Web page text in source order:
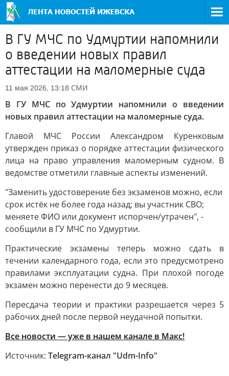
В ГУ МЧС по Удмуртии напомнили
о введении новых правил
аттестации на маломерные суда
11 мая 2026, 13:18 СМИ
В ГУ МЧС по Удмуртии напомнили о введении
новых правил аттестации на маломерные суда.
Главой МЧС России Александром Куренковым
утвержден приказ о порядке аттестации физического
лица на право управления маломерным судном. В
ведомстве отметили главные аспекты изменений.
"Заменить удостоверение без экзаменов можно, если
срок истёк не более года назад; вы участник СВО;
меняете ФИО или документ испорчен/утрачен", -
сообщили в ГУ МЧС по Удмуртии.
Практические экзамены теперь можно сдать в
течении календарного года, если это предусмотрено
правилами эксплуатации судна. При плохой погоде
экзамен можно перенести до 9 месяцев.
Пересдача теории и практики разрешается через 5
рабочих дней после первой неудачной попытки.
Все новости — уже в нашем канале в Макс!
Источник: Telegram-канал "Udm-Info"